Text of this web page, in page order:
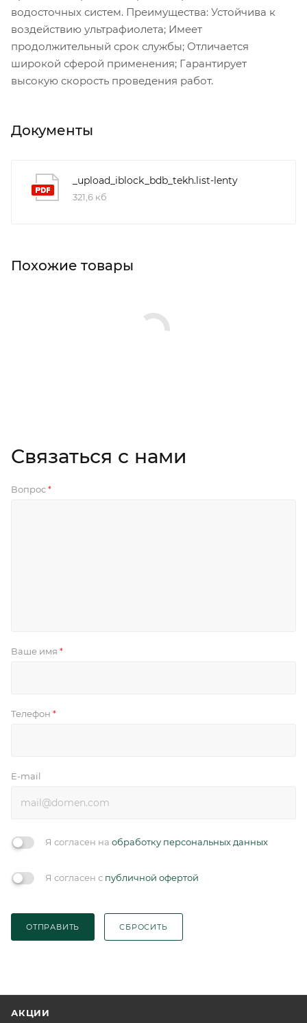
водосточных систем. Преимущества: Устойчива к
воздействию ультрафиолета; Имеет
продолжительный срок службы; Отличается
широкой сферой применения; Гарантирует
высокую скорость проведения работ.
Документы
_upload_iblock_bdb_tekh.list-lenty
321,6 кб
Похожие товары
Связаться с нами
Вопрос *
Ваше имя *
Телефон *
E-mail
Я согласен на обработку персональных данных
Я согласен с публичной офертой
ОТПРАВИТЬ СБРОСИТЬ
АКЦИИ